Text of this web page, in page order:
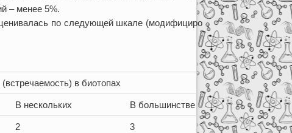
– менее 5%.
по следующей шкале (модифицировано нами
в биотопах
В нескольких В большинстве
2 3